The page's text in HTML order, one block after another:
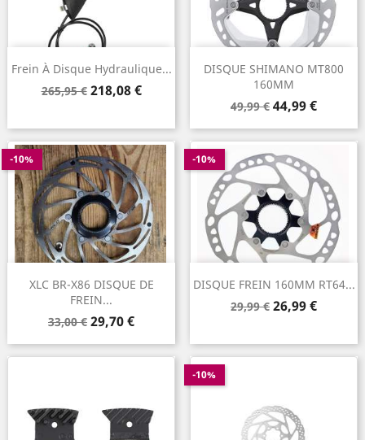
Frein À Disque Hydraulique...
Prix
265,95 € Prix
218,08 €
DISQUE SHIMANO MT800
160MM
Prix
base
49,99 € Prix
44,99 €
XLC BR-X86 DISQUE DE
FREIN...
Prix
base
33,00 €
-10%
Prix
29,70 €
DISQUE FREIN 160MM RT64...
Prix
29,99 €
-10%
Prix
26,99 €
-10%